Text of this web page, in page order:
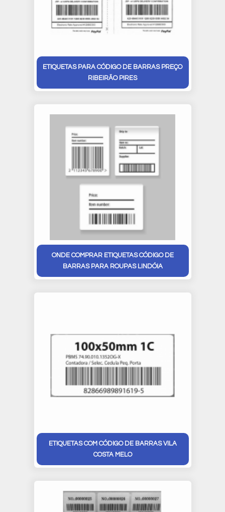
ETIQUETAS PARA CÓDIGO DE BARRAS PREÇO
RIBEIRÃO PIRES
ONDE COMPRAR ETIQUETAS CÓDIGO DE
BARRAS PARA ROUPAS LINDÓIA
ETIQUETAS COM CÓDIGO DE BARRAS VILA
COSTA MELO